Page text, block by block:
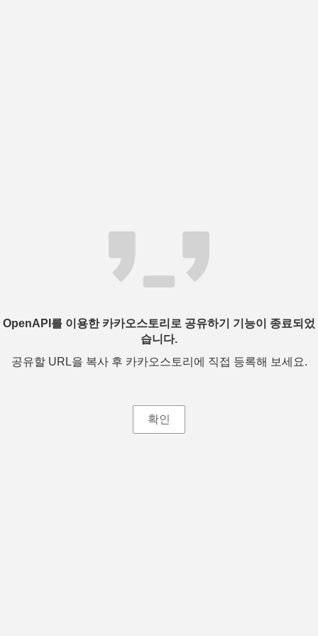
OpenAPI를 이용한 카카오스토리로 공유하기 기능이 종료되었
습니다.
공유할 URL을 복사 후 카카오스토리에 직접 등록해 보세요.
확인